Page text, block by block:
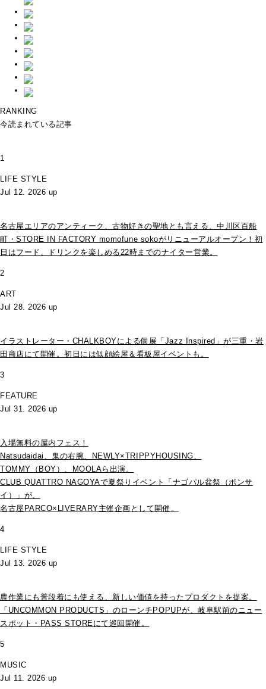
RANKING
今読まれている記事
1
LIFE STYLE
Jul 12. 2026 up
名古屋エリアのアンティーク、古物好きの聖地とも言える、中川区百船
町・STORE IN FACTORY momofune sokoがリニューアルオープン！初
日はフード、ドリンクを楽しめる22時までのナイター営業。
2
ART
Jul 28. 2026 up
イラストレーター・CHALKBOYによる個展「Jazz Inspired」が三重・岩
田商店にて開催。初日には似顔絵屋＆看板屋イベントも。
3
FEATURE
Jul 31. 2026 up
入場無料の屋内フェス！
Natsudaidai、鬼の右腕、NEWLY×TRIPPYHOUSING、
TOMMY（BOY）、MOOLAら出演。
CLUB QUATTRO NAGOYAで夏祭りイベント「ナゴパル盆祭（ボンサ
イ）」が、
名古屋PARCO×LIVERARY主催企画として開催。
4
LIFE STYLE
Jul 13. 2026 up
農作業にも普段着にも使える、新しい価値を持ったプロダクトを提案。
「UNCOMMON PRODUCTS」のローンチPOPUPが、岐阜駅前のニュー
スポット・PASS STOREにて巡回開催。
5
MUSIC
Jul 11. 2026 up